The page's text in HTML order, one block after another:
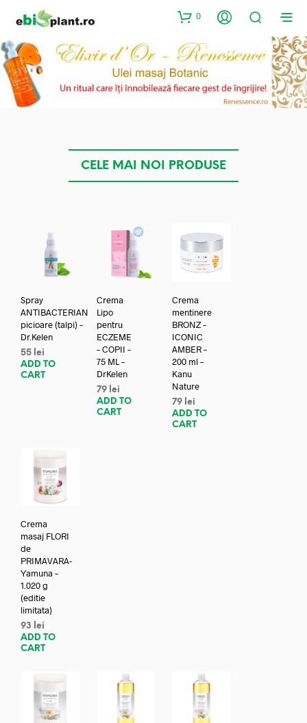
0
CELE MAI NOI PRODUSE
Spray
ANTIBACTERIAN
picioare (talpi) –
Dr.Kelen
55 lei
ADD TO
CART
Crema
Lipo
pentru
ECZEME
– COPII –
75 ML –
DrKelen
79 lei
ADD TO
CART
Crema
mentinere
BRONZ –
ICONIC
AMBER –
200 ml –
Kanu
Nature
79 lei
ADD TO
CART
Crema
masaj FLORI
de
PRIMAVARA-
Yamuna –
1.020 g
(editie
limitata)
93
lei
ADD TO
CART